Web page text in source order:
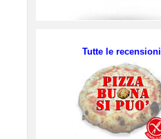
Tutte le recensioni